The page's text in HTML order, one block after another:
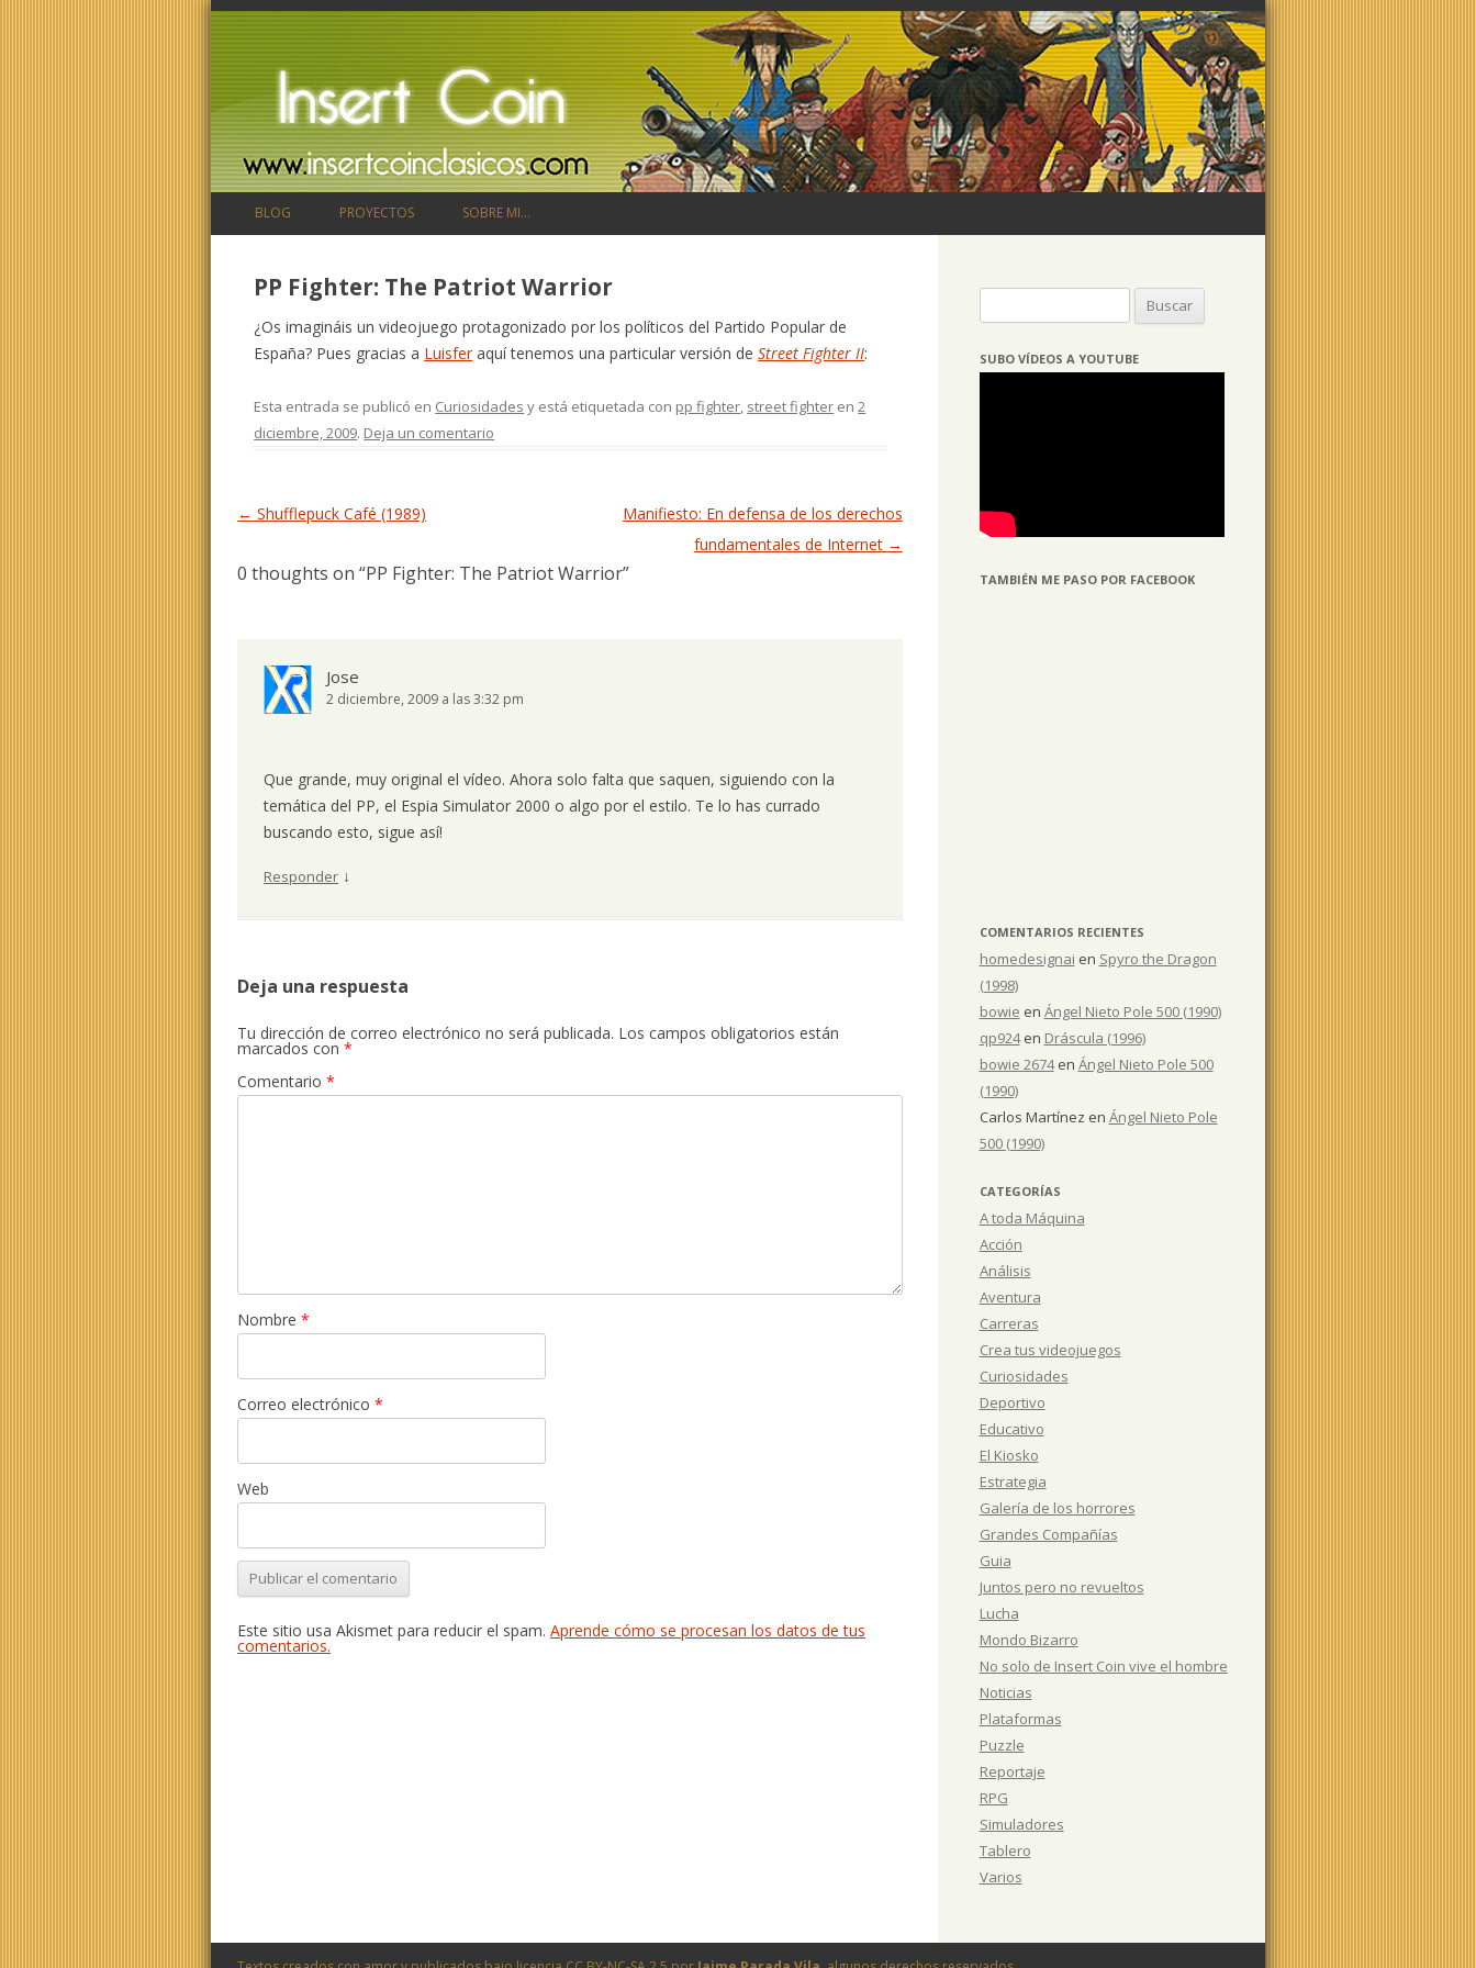
BLOG PROYECTOS SOBRE MI…
PP Fighter: The Patriot Warrior
¿Os imagináis un videojuego protagonizado por los políticos del Partido Popular de
España? Pues gracias a Luisferaquí tenemos una particular versión deStreet Fighter II:
Esta entrada se publicó en Curiosidades y está etiquetada con pp fighter, street fighter en2
diciembre, 2009. Deja un comentario
Navegación de entradas
← Shufflepuck Café (1989)
Manifiesto: En defensa de los derechos
fundamentales de Internet →
0 thoughts on “PP Fighter: The Patriot Warrior”
Jose
2 diciembre, 2009 a las 3:32 pm
Que grande, muy original el vídeo. Ahora solo falta que saquen, siguiendo con la
temática del PP, el Espia Simulator 2000 o algo por el estilo. Te lo has currado
buscando esto, sigue así!
Responder ↓
Deja una respuesta
Tu dirección de correo electrónico no será publicada. Los campos obligatorios están
marcados con *
Comentario *
Nombre *
Correo electrónico *
Web
Este sitio usa Akismet para reducir el spam. Aprende cómo se procesan los datos de tus
comentarios.
SUBO VÍDEOS A YOUTUBE
TAMBIÉN ME PASO POR FACEBOOK
COMENTARIOS RECIENTES
homedesignai en Spyro the Dragon
(1998)
bowie en Ángel Nieto Pole 500 (1990)
qp924en Dráscula (1996)
bowie 2674en Ángel Nieto Pole 500
(1990)
Carlos Martínez en Ángel Nieto Pole
500 (1990)
CATEGORÍAS
A toda Máquina
Acción
Análisis
Aventura
Carreras
Crea tus videojuegos
Curiosidades
Deportivo
Educativo
El Kiosko
Estrategia
Galería de los horrores
Grandes Compañías
Guia
Juntos pero no revueltos
Lucha
Mondo Bizarro
No solo de Insert Coin vive el hombre
Noticias
Plataformas
Puzzle
Reportaje
RPG
Simuladores
Tablero
Varios